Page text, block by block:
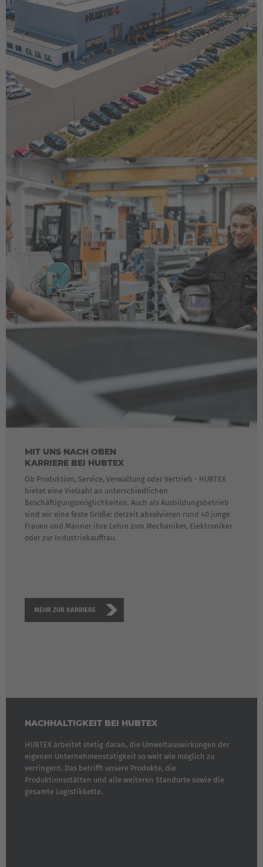
MIT UNS NACH OBEN
KARRIERE BEI HUBTEX
Ob Produktion, Service, Verwaltung oder Vertrieb - HUBTEX
bietet eine Vielzahl an unterschiedlichen
Beschäftigungsmöglichkeiten. Auch als Ausbildungsbetrieb
sind wir eine feste Größe: derzeit absolvieren rund 40 junge
Frauen und Männer ihre Lehre zum Mechaniker, Elektroniker
oder zur Industriekauffrau.
MEHR ZUR KARRIERE
NACHHALTIGKEIT BEI HUBTEX
HUBTEX arbeitet stetig daran, die Umweltauswirkungen der
eigenen Unternehmenstätigkeit so weit wie möglich zu
verringern. Das betrifft unsere Produkte, die
Produktionsstätten und alle weiteren Standorte sowie die
gesamte Logistikkette.